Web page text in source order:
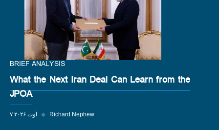
BRIEF ANALYSIS
What the Next Iran Deal Can Learn from the
JPOA
۷ اوت ۲۰۲۶ ◆ Richard Nephew